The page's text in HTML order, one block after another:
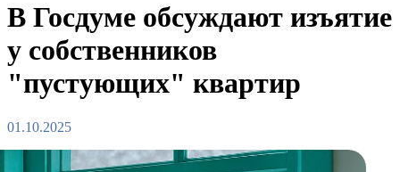
В Госдуме обсуждают изъятие
у собственников
"пустующих" квартир
01.10.2025